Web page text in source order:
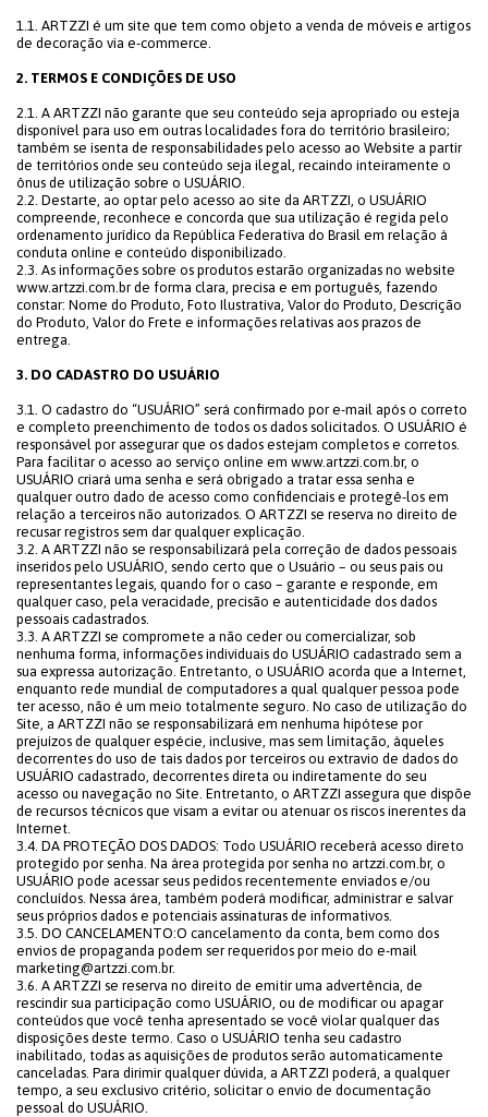
1.1. ARTZZI é um site que tem como objeto a venda de móveis e artigos
de decoração via e-commerce.
2. TERMOS E CONDIÇÕES DE USO
2.1. A ARTZZI não garante que seu conteúdo seja apropriado ou esteja
disponível para uso em outras localidades fora do território brasileiro;
também se isenta de responsabilidades pelo acesso ao Website a partir
de territórios onde seu conteúdo seja ilegal, recaindo inteiramente o
ônus de utilização sobre o USUÁRIO.
2.2. Destarte, ao optar pelo acesso ao site da ARTZZI, o USUÁRIO
compreende, reconhece e concorda que sua utilização é regida pelo
ordenamento jurídico da República Federativa do Brasil em relação à
conduta online e conteúdo disponibilizado.
2.3. As informações sobre os produtos estarão organizadas no website
www.artzzi.com.br de forma clara, precisa e em português, fazendo
constar: Nome do Produto, Foto Ilustrativa, Valor do Produto, Descrição
do Produto, Valor do Frete e informações relativas aos prazos de
entrega.
3. DO CADASTRO DO USUÁRIO
3.1. O cadastro do “USUÁRIO” será confirmado por e-mail após o correto
e completo preenchimento de todos os dados solicitados. O USUÁRIO é
responsável por assegurar que os dados estejam completos e corretos.
Para facilitar o acesso ao serviço online em www.artzzi.com.br, o
USUÁRIO criará uma senha e será obrigado a tratar essa senha e
qualquer outro dado de acesso como confidenciais e protegê-los em
relação a terceiros não autorizados. O ARTZZI se reserva no direito de
recusar registros sem dar qualquer explicação.
3.2. A ARTZZI não se responsabilizará pela correção de dados pessoais
inseridos pelo USUÁRIO, sendo certo que o Usuário – ou seus pais ou
representantes legais, quando for o caso – garante e responde, em
qualquer caso, pela veracidade, precisão e autenticidade dos dados
pessoais cadastrados.
3.3. A ARTZZI se compromete a não ceder ou comercializar, sob
nenhuma forma, informações individuais do USUÁRIO cadastrado sem a
sua expressa autorização. Entretanto, o USUÁRIO acorda que a Internet,
enquanto rede mundial de computadores a qual qualquer pessoa pode
ter acesso, não é um meio totalmente seguro. No caso de utilização do
Site, a ARTZZI não se responsabilizará em nenhuma hipótese por
prejuízos de qualquer espécie, inclusive, mas sem limitação, àqueles
decorrentes do uso de tais dados por terceiros ou extravio de dados do
USUÁRIO cadastrado, decorrentes direta ou indiretamente do seu
acesso ou navegação no Site. Entretanto, o ARTZZI assegura que dispõe
de recursos técnicos que visam a evitar ou atenuar os riscos inerentes da
Internet.
3.4. DA PROTEÇÃO DOS DADOS: Todo USUÁRIO receberá acesso direto
protegido por senha. Na área protegida por senha no artzzi.com.br, o
USUÁRIO pode acessar seus pedidos recentemente enviados e/ou
concluídos. Nessa área, também poderá modificar, administrar e salvar
seus próprios dados e potenciais assinaturas de informativos.
3.5. DO CANCELAMENTO:O cancelamento da conta, bem como dos
envios de propaganda podem ser requeridos por meio do e-mail
marketing@artzzi.com.br.
3.6. A ARTZZI se reserva no direito de emitir uma advertência, de
rescindir sua participação como USUÁRIO, ou de modificar ou apagar
conteúdos que você tenha apresentado se você violar qualquer das
disposições deste termo. Caso o USUÁRIO tenha seu cadastro
inabilitado, todas as aquisições de produtos serão automaticamente
canceladas. Para dirimir qualquer dúvida, a ARTZZI poderá, a qualquer
tempo, a seu exclusivo critério, solicitar o envio de documentação
pessoal do USUÁRIO.